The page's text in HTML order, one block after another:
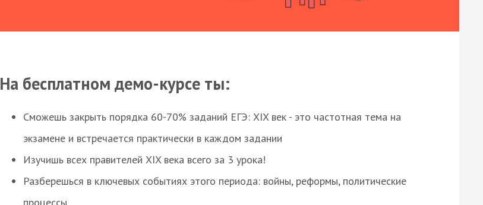
На бесплатном демо-курсе ты:
Сможешь закрыть порядка 60-70% заданий ЕГЭ: XIX век - это частотная тема на
экзамене и встречается практически в каждом задании
Изучишь всех правителей XIX века всего за 3 урока!
Разберешься в ключевых событиях этого периода: войны, реформы, политические
процессы